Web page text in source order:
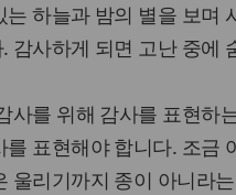
는 하늘과 밤의 별을 보며
감사하게 되면 고난 중에
사를 위해 감사를 표현하
를 표현해야 합니다. 조금
울리기까지 종이 아니라